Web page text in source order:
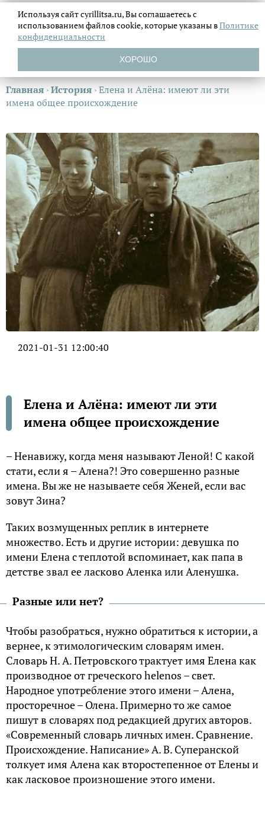
Главная ›История ›Елена и Алёна: имеют ли эти
имена общее происхождение
2021-01-31 12:00:40
Елена и Алёна: имеют ли эти
имена общее происхождение
– Ненавижу, когда меня называют Леной! C какой
стати, если я – Алена?! Это совершенно разные
имена. Вы же не называете себя Женей, если вас
зовут Зина?
Таких возмущенных реплик в интернете
множество. Есть и другие истории: девушка по
имени Елена с теплотой вспоминает, как папа в
детстве звал ее ласково Аленка или Аленушка.
Разные или нет?
Чтобы разобраться, нужно обратиться к истории, а
вернее, к этимологическим словарям имен.
Словарь Н. А. Петровского трактует имя Елена как
производное от греческого helenos – свет.
Народное употребление этого имени – Алена,
просторечное – Олена. Примерно то же самое
пишут в словарях под редакцией других авторов.
«Современный словарь личных имен. Сравнение.
Происхождение. Написание» А. В. Суперанской
толкует имя Алена как второстепенное от Елены и
как ласковое произношение этого имени.
Используя сайт cyrillitsa.ru, Вы соглашаетесь с
использованием файловcookie, которые указаны вПолитике
конфиденциальности
ХОРОШО